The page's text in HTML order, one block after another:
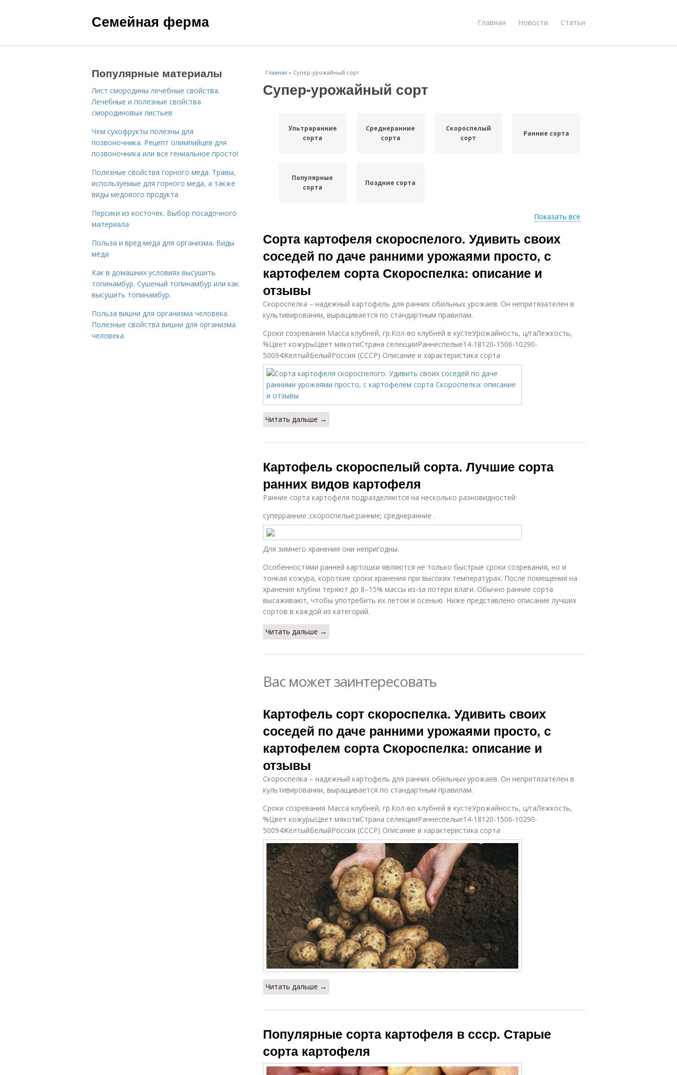
Семейная ферма Главная Новости Статьи
Главная » Супер-урожайный сорт
Супер-урожайный сорт
Ультраранние
сорта
Среднеранние
сорта
Скороспелый
сорт
Ранние сорта
Популярные
сорта
Поздние сорта
Показать все
Сорта картофеля скороспелого. Удивить своих
соседей по даче ранними урожаями просто, с
картофелем сорта Скороспелка: описание и
отзывы
Скороспелка – надежный картофель для ранних обильных урожаев. Он непритязателен в
культивировании, выращивается по стандартным правилам.
Сроки созревания Масса клубней, гр.Кол-во клубней в кустеУрожайность, ц/гаЛежкость,
%Цвет кожурыЦвет мякотиСтрана селекцииРаннеспелые14-18120-1506-10290-
50094ЖелтыйБелыйРоссия (СССР) Описание и характеристика сорта
Читать дальше →
Картофель скороспелый сорта. Лучшие сорта
ранних видов картофеля
Ранние сорта картофеля подразделяются на несколько разновидностей:
суперранние ;скороспелые;ранние; среднеранние .
Для зимнего хранения они непригодны.
Особенностями ранней картошки являются не только быстрые сроки созревания, но и
тонкая кожура, короткие сроки хранения при высоких температурах. После помещения на
хранение клубни теряют до 8–15% массы из-за потери влаги. Обычно ранние сорта
высаживают, чтобы употребить их летом и осенью. Ниже представлено описание лучших
сортов в каждой из категорий.
Читать дальше →
Вас может заинтересовать
Картофель сорт скороспелка. Удивить своих
соседей по даче ранними урожаями просто, с
картофелем сорта Скороспелка: описание и
отзывы
Скороспелка – надежный картофель для ранних обильных урожаев. Он непритязателен в
культивировании, выращивается по стандартным правилам.
Сроки созревания Масса клубней, гр.Кол-во клубней в кустеУрожайность, ц/гаЛежкость,
%Цвет кожурыЦвет мякотиСтрана селекцииРаннеспелые14-18120-1506-10290-
50094ЖелтыйБелыйРоссия (СССР) Описание и характеристика сорта
Читать дальше →
Популярные сорта картофеля в ссср. Старые
сорта картофеля
Популярные материалы
Лист смородины лечебные свойства.
Лечебные и полезные свойства
смородиновых листьев
Чем сухофрукты полезны для
позвоночника. Рецепт олимпийцев для
позвоночника или все гениальное просто!
Полезные свойства горного меда. Травы,
используемые для горного меда, а также
виды медового продукта
Персики из косточек. Выбор посадочного
материала
Польза и вред меда для организма. Виды
мёда
Как в домашних условиях высушить
топинамбур. Сушеный топинамбур или как
высушить топинамбур.
Польза вишни для организма человека.
Полезные свойства вишни для организма
человека